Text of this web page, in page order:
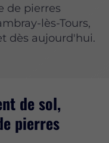
de pierres
lès-Tours,
dès aujourd'hui.
de sol,
pierres